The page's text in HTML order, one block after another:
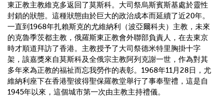
東正教主教維克多返回了莫斯科。大司祭烏斯賓斯基處於靈性
封鎖的狀態。這種狀態由於巨大的政治成本而延續了近20年。
一直到1968年扎賴斯克的尤維納利（波亞爾科夫）主教，未來
的克魯季茨都主教，俄羅斯東正教會外聯部負責人，在去東京
時才順道拜訪了香港。主教授予了大司祭德米特里胸掛十字
架，該嘉獎來自莫斯科及全俄宗主教阿列克謝一世，作為對其
多年來為正教的福祉而忘我勞作的表彰。1968年11月28日，尤
維納利座下在香港聖彼得聖保羅教堂舉行了事奉聖禮，這是自
1945年以來，這個城市第一次由主教主持禮儀。